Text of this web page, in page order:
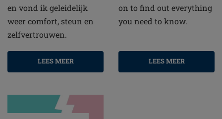
en vond ik geleidelijk
weer comfort, steun en
zelfvertrouwen.
LEES MEER
on to find out everything
you need to know.
LEES MEER